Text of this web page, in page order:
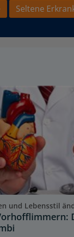
Seltene
und Lebensstil